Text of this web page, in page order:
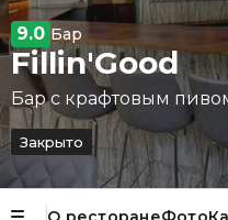
9.0 Бар
Fillin'Good
Бар с крафтовым
Закрыто